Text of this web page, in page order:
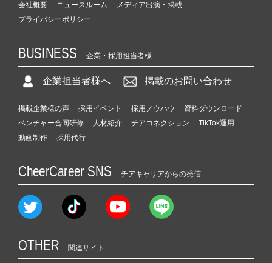
会社概要 ニュースルーム
メディア出演・掲載
プライバシーポリシー
BUSINESS 企業・採用担当者様
企業担当者様へ 掲載のお問い合わせ
掲載企業様の声 採用イベント 採用ノウハウ
資料ダウンロード
ベンチャー合同研修
人材紹介 チアコネクション
TikTok運用
動画制作
採用代行
CheerCareer SNS チアキャリアからの発信
OTHER 関連サイト